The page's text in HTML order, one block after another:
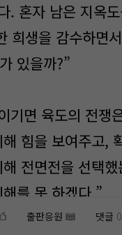
. 혼자 남은 지옥
희생을 감수하면
있을까?”
기면 육도의 전쟁
힘을 보여주고,
전면전을 선택
를 못 하겠다.”
고 생각을 해보
출판응원 댓글 0
벨 웹추가하기